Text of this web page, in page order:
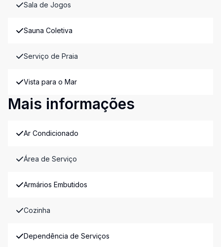
Sala de Jogos
Sauna Coletiva
Serviço de Praia
Vista para o Mar
Mais informações
Ar Condicionado
Área de Serviço
Armários Embutidos
Cozinha
Dependência de Serviços